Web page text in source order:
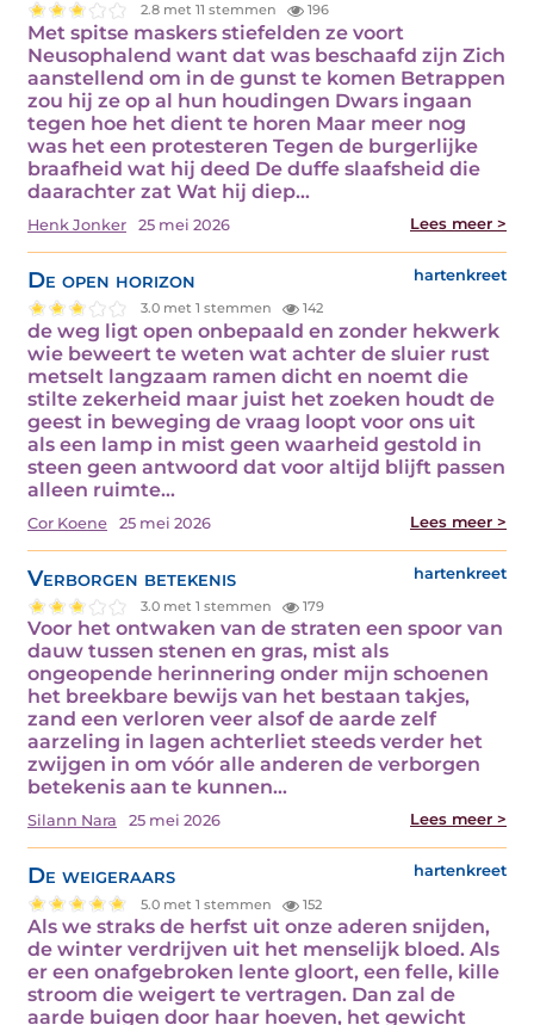
2.8 met 11 stemmen 196
Met spitse maskers stiefelden ze voort
Neusophalend want dat was beschaafd zijn Zich
aanstellend om in de gunst te komen Betrappen
zou hij ze op al hun houdingen Dwars ingaan
tegen hoe het dient te horen Maar meer nog
was het een protesteren Tegen de burgerlijke
braafheid wat hij deed De duffe slaafsheid die
daarachter zat Wat hij diep…
Henk Jonker 25 mei 2026 Lees meer >
De open horizon hartenkreet
3.0 met 1 stemmen 142
de weg ligt open onbepaald en zonder hekwerk
wie beweert te weten wat achter de sluier rust
metselt langzaam ramen dicht en noemt die
stilte zekerheid maar juist het zoeken houdt de
geest in beweging de vraag loopt voor ons uit
als een lamp in mist geen waarheid gestold in
steen geen antwoord dat voor altijd blijft passen
alleen ruimte…
Cor Koene 25 mei 2026 Lees meer >
Verborgen betekenis hartenkreet
3.0 met 1 stemmen 179
Voor het ontwaken van de straten een spoor van
dauw tussen stenen en gras, mist als
ongeopende herinnering onder mijn schoenen
het breekbare bewijs van het bestaan takjes,
zand een verloren veer alsof de aarde zelf
aarzeling in lagen achterliet steeds verder het
zwijgen in om vóór alle anderen de verborgen
betekenis aan te kunnen…
Silann Nara 25 mei 2026 Lees meer >
De weigeraars hartenkreet
5.0 met 1 stemmen 152
Als we straks de herfst uit onze aderen snijden,
de winter verdrijven uit het menselijk bloed. Als
er een onafgebroken lente gloort, een felle, kille
stroom die weigert te vertragen. Dan zal de
aarde buigen door haar hoeven, het gewicht